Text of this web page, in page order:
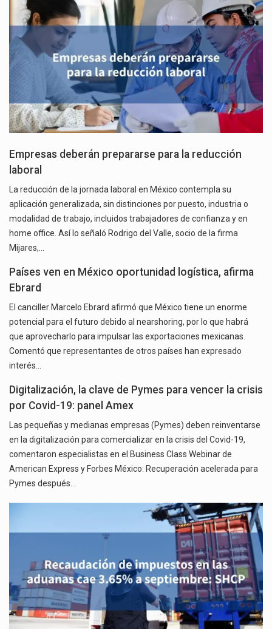
Empresas deberán prepararse para la reducción
laboral
La reducción de la jornada laboral en México contempla su
aplicación generalizada, sin distinciones por puesto, industria o
modalidad de trabajo, incluidos trabajadores de confianza y en
home office. Así lo señaló Rodrigo del Valle, socio de la firma
Mijares,…
Países ven en México oportunidad logística, afirma
Ebrard
El canciller Marcelo Ebrard afirmó que México tiene un enorme
potencial para el futuro debido al nearshoring, por lo que habrá
que aprovecharlo para impulsar las exportaciones mexicanas.
Comentó que representantes de otros países han expresado
interés…
Digitalización, la clave de Pymes para vencer la crisis
por Covid-19: panel Amex
Las pequeñas y medianas empresas (Pymes) deben reinventarse
en la digitalización para comercializar en la crisis del Covid-19,
comentaron especialistas en el Business Class Webinar de
American Express y Forbes México: Recuperación acelerada para
Pymes después…